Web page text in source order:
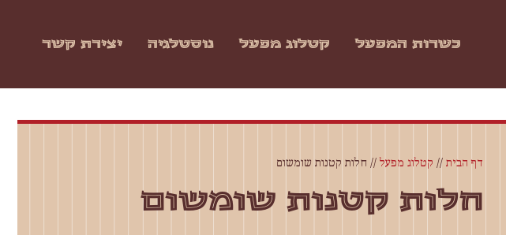
כשרות המפעל קטלוג מפעל נוסטלגיה יצירת קשר
דף הבית // קטלוג מפעל // חלות קטנות שומשום
חלות קטנות שומשום